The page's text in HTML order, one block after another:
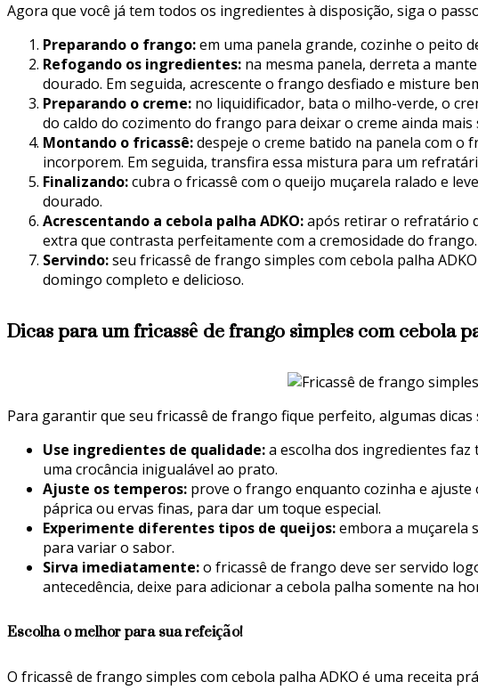
Agora que você já tem todos os ingredientes à disposição, siga o
Preparando o frango:em uma panela grande, cozinhe o peito
Refogando os ingredientes: na mesma panela, derreta a
dourado. Em seguida, acrescente o frango desfiado e misture
Preparando o creme: no liquidificador, bata o milho-verde, o
do caldo do cozimento do frango para deixar o creme ainda mais
Montando o fricassê:despeje o creme batido na panela com o
incorporem. Em seguida, transfira essa mistura para um
Finalizando:cubra o fricassê com o queijo muçarela ralado e
dourado.
Acrescentando a cebola palha ADKO:após retirar o refratário
extra que contrasta perfeitamente com a cremosidade do frango.
Servindo:seu fricassê de frango simples com cebola palha
domingo completo e delicioso.
Dicas para um fricassê de frango simples com cebola
Para garantir que seu fricassê de frango fique perfeito, algumas dicas
Use ingredientes de qualidade:a escolha dos ingredientes faz
uma crocância inigualável ao prato.
Ajuste os temperos: prove o frango enquanto cozinha e
páprica ou ervas finas, para dar um toque especial.
Experimente diferentes tipos de queijos:embora a muçarela
para variar o sabor.
Sirva imediatamente:o fricassê de frango deve ser servido
antecedência, deixe para adicionar a cebola palha somente na
Escolha o melhor para sua refeição!
O fricassê de frango simples com cebola palha ADKO é uma receita